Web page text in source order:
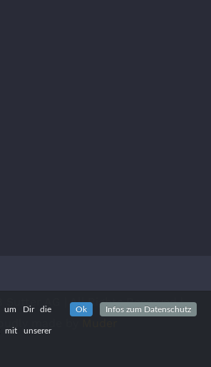
Sutter AG | All Rights Reserved |
um Dir die
mit unserer
Ok Infos zum Datenschutz